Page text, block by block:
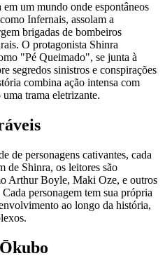
um mundo onde espontâneos
Infernais, assolam a
brigadas de bombeiros
O protagonista Shinra
"Pé Queimado", se junta à
segredos sinistros e conspirações
combina ação intensa com
trama eletrizante.
de personagens cativantes, cada
de Shinra, os leitores são
Arthur Boyle, Maki Oze, e outros
personagem tem sua própria
ao longo da história,